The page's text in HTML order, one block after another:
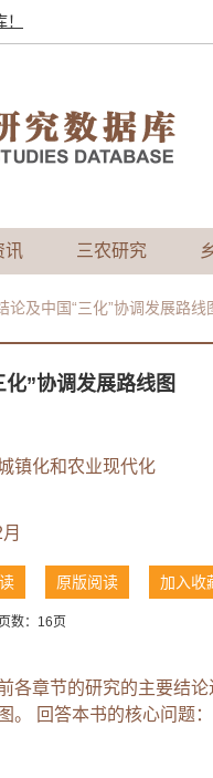
讯 三农研究
论及中国“三化”协调发展路线
”协调发展路线图
镇化和农业现代化
原版阅读 加入收
数：16页
各章节的研究的主要结
。 回答本书的核心问题